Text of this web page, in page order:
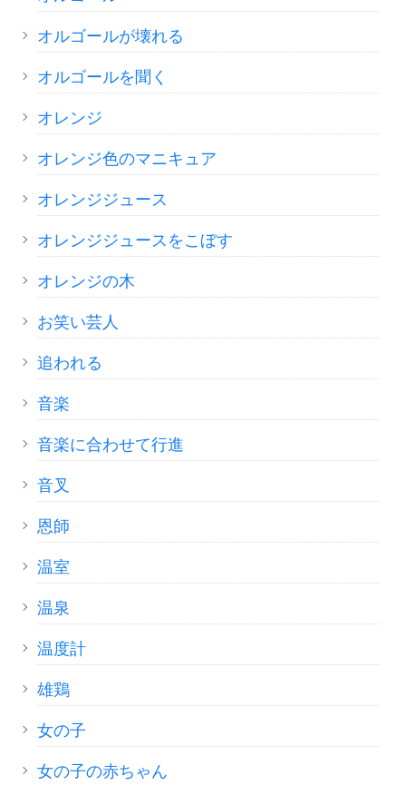
オルゴールが壊れる
オルゴールを聞く
オレンジ
オレンジ色のマニキュア
オレンジジュース
オレンジジュースをこぼす
オレンジの木
お笑い芸人
追われる
音楽
音楽に合わせて行進
音叉
恩師
温室
温泉
温度計
雄鶏
女の子
女の子の赤ちゃん